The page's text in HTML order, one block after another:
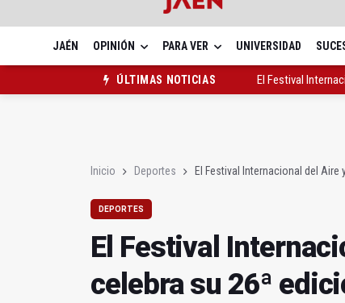
JAÉN OPINIÓN PARA VER UNIVERSIDAD
ÚLTIMAS NOTICIAS
Abre la piscina de
Inicio Deportes El Festival Internacional del
DEPORTES
El Festival
celebra su 26ª